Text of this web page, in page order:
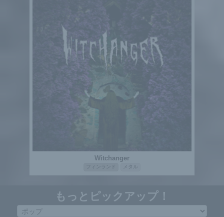
Witchanger
フィンランド メタル
もっとピックアップ！